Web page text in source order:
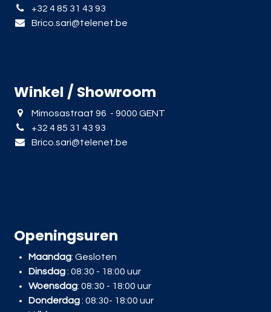
+32 4 85 31 43 93
Brico.sari@telenet.be
Winkel / Showroom
Mimosastraat 96 - 9000 GENT
+32 4 85 31 43 93
Brico.sari@telenet.be
Openingsuren
Maandag: Gesloten
Dinsdag: 08:30 - 18:00 uur
Woensdag: 08:30 - 18:00 uur
Donderdag: 08:30- 18:00 uur